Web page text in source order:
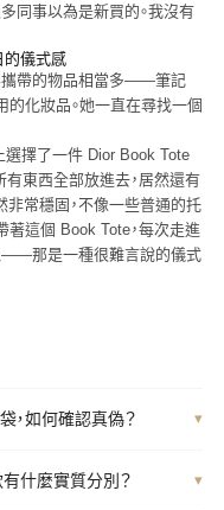
同事以為是新買的。我沒有
儀式感
攜帶的物品相當多——筆記
的化妝品。她一直在尋找一個
選擇了一件 Dior Book Tote
有東西全部放進去，居然還有
非常穩固，不像一些普通的托
著這個 Book Tote，每次走進
——那是一種很難言說的儀式
，如何確認真偽？ ▾
什麼實質分別？ ▾